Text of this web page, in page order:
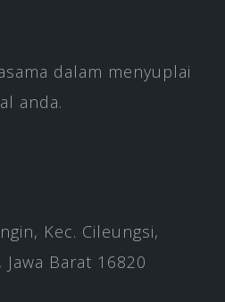
dalam menyuplai
anda.
Kec. Cileungsi,
Barat 16820